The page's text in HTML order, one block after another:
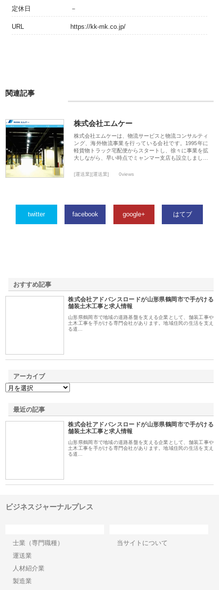
定休日 －
URL https://kk-mk.co.jp/
関連記事
株式会社エムケー
株式会社エムケーは、物流サービスと物流コンサルティ
ング、海外物流事業を行っている会社です。1995年に
軽貨物トラック宅配便からスタートし、徐々に事業を拡
大しながら、早い時点でミャンマー支店も設立しまし…
[運送業][運送業] 0views
twitter facebook google+ はてブ
おすすめ記事
株式会社アドバンスロードが山形県鶴岡市で手がける
舗装土木工事と求人情報
山形県鶴岡市で地域の道路基盤を支える企業として、舗装工事や
土木工事を手がける専門会社があります。地域住民の生活を支え
る道…
アーカイブ
最近の記事
株式会社アドバンスロードが山形県鶴岡市で手がける
舗装土木工事と求人情報
山形県鶴岡市で地域の道路基盤を支える企業として、舗装工事や
土木工事を手がける専門会社があります。地域住民の生活を支え
る道…
ビジネスジャーナルプレス
士業（専門職種）
運送業
人材紹介業
製造業
当サイトについて